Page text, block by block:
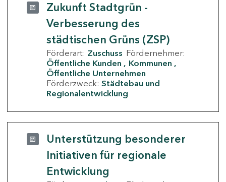
Zukunft Stadtgrün -
Verbesserung des
städtischen Grüns (ZSP)
Förderart: Zuschuss Fördernehmer:
Öffentliche Kunden
Kommunen
Öffentliche Unternehmen
Förderzweck: Städtebau und
Regionalentwicklung
Unterstützung besonderer
Initiativen für regionale
Entwicklung